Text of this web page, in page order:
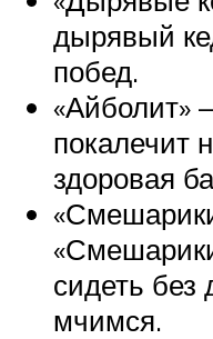
дырявый
побед.
«Айболит»
покалечит
здоровая
сидеть без
мчимся.